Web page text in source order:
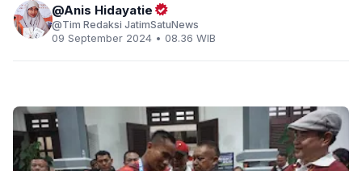
Anis Hidayatie
Tim Redaksi JatimSatuNews
09 September 2024 • 08.36 WIB